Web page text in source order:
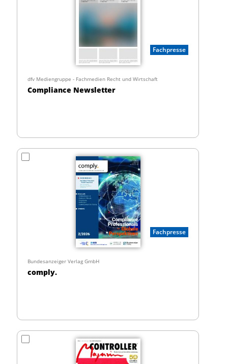
Fachpresse
dfv Mediengruppe - Fachmedien Recht und Wirtschaft
Compliance Newsletter
Fachpresse
Bundesanzeiger Verlag GmbH
comply.